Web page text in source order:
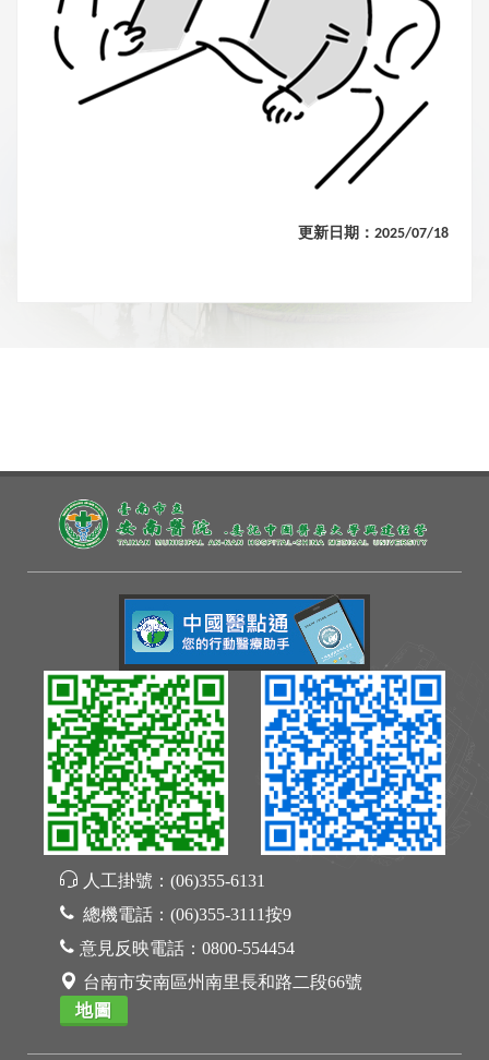
更新日期：2025/07/18
人工掛號： (06)355-6131
總機電話： (06)355-3111按9
意見反映電話： 0800-554454
台南市安南區州南里長和路二段66號
地圖